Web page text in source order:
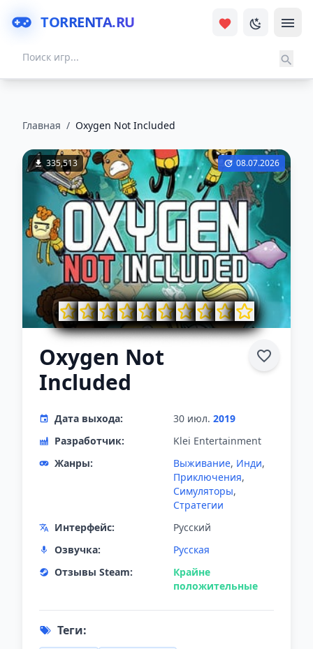
TORRENTA.RU
Главная / Oxygen Not Included
335,513 08.07.2026
Oxygen Not
Included
Дата выхода: 30 июл. 2019
Разработчик:
Klei Entertainment
Жанры:
Выживание, Инди,
Приключения,
Симуляторы,
Стратегии
Интерфейс:
Русский
Озвучка:
Русская
Отзывы Steam:
Крайне
положительные
Теги: